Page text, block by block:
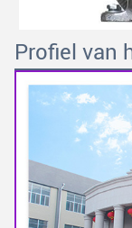
Profiel van